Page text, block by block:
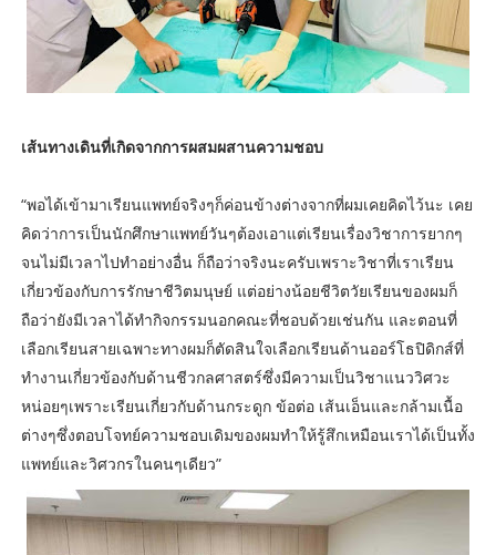
เส้นทางเดินที่เกิดจากการผสมผสานความชอบ
“พอได้เข้ามาเรียนแพทย์จริงๆก็ค่อนข้างต่างจากที่ผมเคยคิดไว้นะ เคย
คิดว่าการเป็นนักศึกษาแพทย์วันๆต้องเอาแต่เรียนเรื่องวิชาการยากๆ
จนไม่มีเวลาไปทำอย่างอื่น ก็ถือว่าจริงนะครับเพราะวิชาที่เราเรียน
เกี่ยวข้องกับการรักษาชีวิตมนุษย์ แต่อย่างน้อยชีวิตวัยเรียนของผมก็
ถือว่ายังมีเวลาได้ทำกิจกรรมนอกคณะที่ชอบด้วยเช่นกัน และตอนที่
เลือกเรียนสายเฉพาะทางผมก็ตัดสินใจเลือกเรียนด้านออร์โธปิดิกส์ที่
ทำงานเกี่ยวข้องกับด้านชีวกลศาสตร์ซึ่งมีความเป็นวิชาแนววิศวะ
หน่อยๆเพราะเรียนเกี่ยวกับด้านกระดูก ข้อต่อ เส้นเอ็นและกล้ามเนื้อ
ต่างๆซึ่งตอบโจทย์ความชอบเดิมของผมทำให้รู้สึกเหมือนเราได้เป็นทั้ง
แพทย์และวิศวกรในคนๆเดียว”